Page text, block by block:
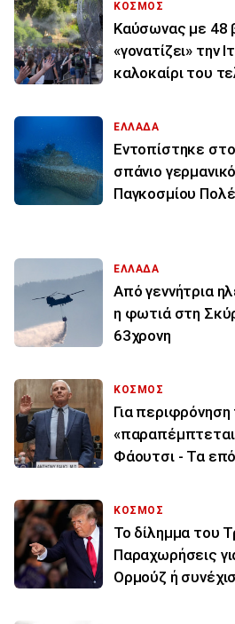
ΚΟΣΜΟΣ
Καύσωνας με 48
«γονατίζει» την
καλοκαίρι του
ΕΛΛΑΔΑ
Εντοπίστηκε στο
σπάνιο
Παγκοσμίου
ΕΛΛΑΔΑ
Από γεννήτρια
η φωτιά στη
63χρονη
ΚΟΣΜΟΣ
Για
Φάουτσι - Τα
ΚΟΣΜΟΣ
Το δίλημμα του
Παραχωρήσεις
Ορμούζ ή